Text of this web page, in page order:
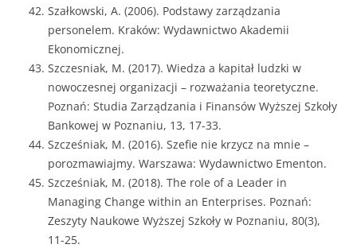
Szałkowski, A. (2006). Podstawy zarządzania
personelem. Kraków: Wydawnictwo Akademii
Ekonomicznej.
Szczesniak, M. (2017). Wiedza a kapitał ludzki w
nowoczesnej organizacji – rozważania teoretyczne.
Poznań: Studia Zarządzania i Finansów Wyższej Szkoły
Bankowej w Poznaniu, 13, 17-33.
Szcześniak, M. (2016). Szefie nie krzycz na mnie –
porozmawiajmy. Warszawa: Wydawnictwo Ementon.
Szcześniak, M. (2018). The role of a Leader in
Managing Change within an Enterprises. Poznań:
Zeszyty Naukowe Wyższej Szkoły w Poznaniu, 80(3),
11-25.